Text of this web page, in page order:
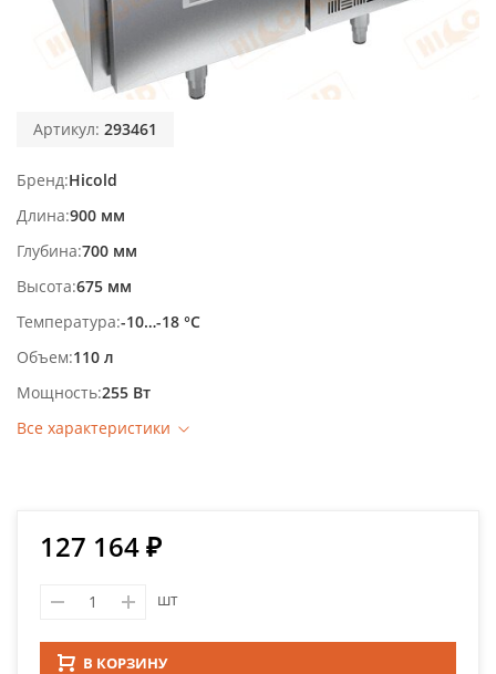
Артикул: 293461
Бренд Hicold
Длина 900 мм
Глубина 700 мм
Высота 675 мм
Температура -10…-18 °С
Объем 110 л
Мощность 255 Вт
Все характеристики
127 164 ₽
шт
В КОРЗИНУ